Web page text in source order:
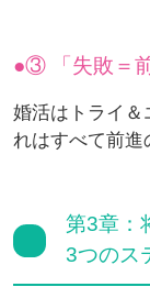
③ 「失敗＝
婚活はトライ＆
れはすべて前進
第3章：
3つのス